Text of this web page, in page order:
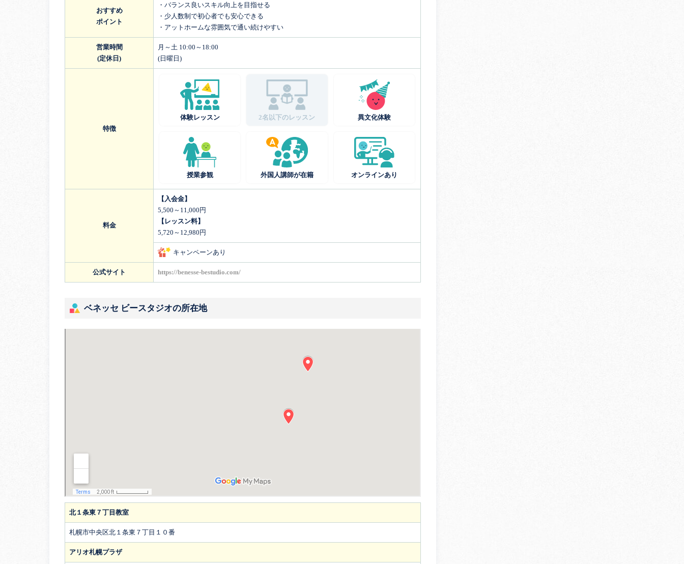
おすすめ
ポイント
・バランス良いスキル向上を目指せる
・少人数制で初心者でも安心できる
・アットホームな雰囲気で通い続けやすい
営業時間
(定休日)
月～土 10:00～18:00
(日曜日)
特徴
体験レッスン 2名以下のレッスン 異文化体験
授業参観 外国人講師が在籍 オンラインあり
料金
【入会金】
5,500～11,000円
【レッスン料】
5,720～12,980円
キャンペーンあり
公式サイト https://benesse-bestudio.com/
ベネッセ ビースタジオの所在地
北１条東７丁目教室
札幌市中央区北１条東７丁目１０番
アリオ札幌プラザ